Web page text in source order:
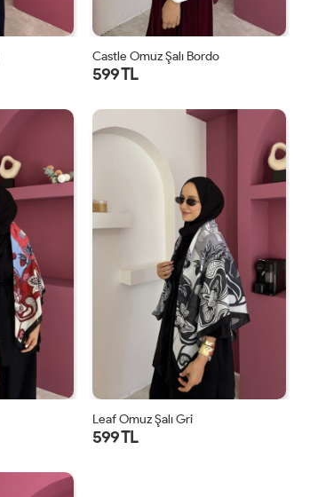
STD
Castle Omuz Şalı Bordo
599 TL
Leaf Omuz Şalı Gri
599 TL